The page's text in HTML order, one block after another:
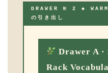
DRAWER № 2 ◆
の引き出し
Drawer A ·
Rack